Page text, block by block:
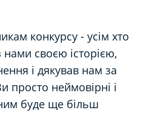
конкурсу - усім хто
нами своєю історією,
і дякував нам за
неймовірні і
буде ще більш